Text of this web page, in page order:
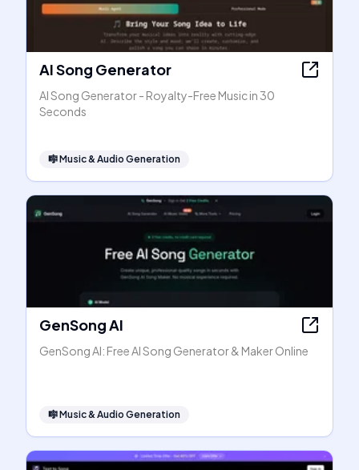
AI Song Generator
AI Song Generator - Royalty-Free Music in 30
Seconds
🎼Music & Audio Generation
GenSong AI
GenSong AI: Free AI Song Generator & Maker Online
🎼Music & Audio Generation